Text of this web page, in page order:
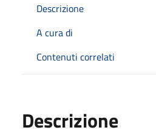
Descrizione
A cura di
Contenuti correlati
Descrizione